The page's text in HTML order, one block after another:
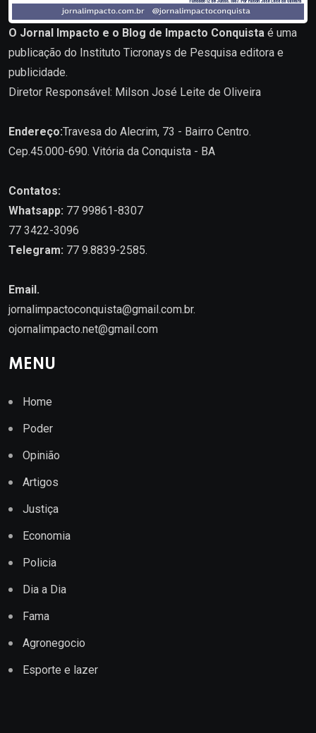
O Jornal Impacto e o Blog de Impacto Conquista é uma
publicação do Instituto Ticronays de Pesquisa editora e
publicidade.
Diretor Responsável: Milson José Leite de Oliveira
Endereço:Travesa do Alecrim, 73 - Bairro Centro.
Cep.45.000-690. Vitória da Conquista - BA
Contatos:
Whatsapp: 77 99861-8307
77 3422-3096
Telegram: 77 9.8839-2585.
Email.
jornalimpactoconquista@gmail.com.br.
ojornalimpacto.net@gmail.com
MENU
Home
Poder
Opinião
Artigos
Justiça
Economia
Policia
Dia a Dia
Fama
Agronegocio
Esporte e lazer